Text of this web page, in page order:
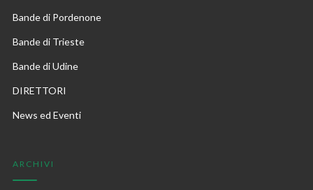
Bande di Pordenone
Bande di Trieste
Bande di Udine
DIRETTORI
News ed Eventi
ARCHIVI